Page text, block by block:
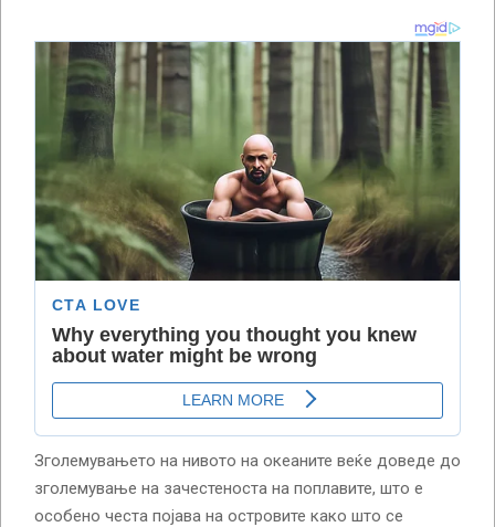
Зголемувањето на нивото на океаните веќе доведе до
зголемување на зачестеноста на поплавите, што е
особено честа појава на островите како што се